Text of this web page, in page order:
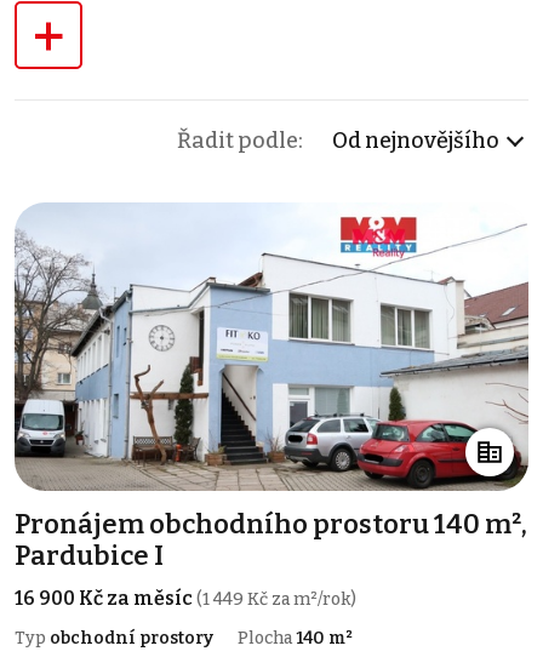
+
Řadit podle: Od nejnovějšího
Pronájem obchodního prostoru 140 m²,
Pardubice I
16 900 Kč za měsíc(1 449 Kč za m²/rok)
Typ obchodní prostory Plocha140 m²